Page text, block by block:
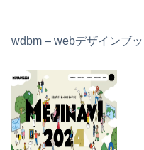
wdbm – webデザインブ